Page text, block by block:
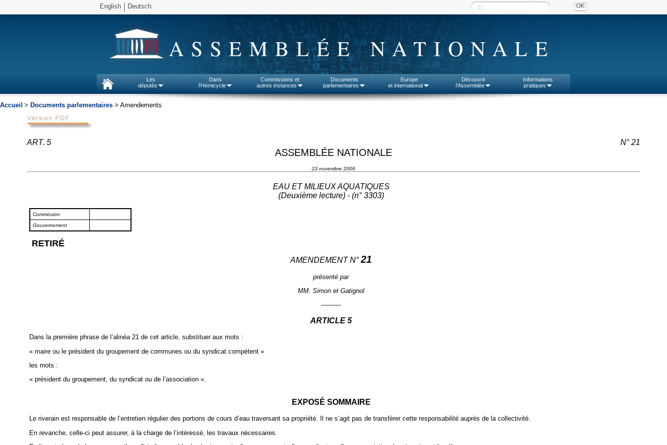
English Deutsch
ASSEMBLÉE NATIONALE
Les
députés
Dans
l'Hémicycle
Commissions et
autres instances
Documents
parlementaires
Europe
et international
Découvrir
l'Assemblée
Informations
pratiques
Accueil > Documents parlementaires > Amendements
ART. 5 N° 21
ASSEMBLÉE NATIONALE
23 novembre 2006
EAU ET MILIEUX AQUATIQUES
(Deuxième lecture) - (n° 3303)
Commission
Gouvernement
RETIRÉ
AMENDEMENT N° 21
présenté par
MM. Simon et Gatignol
----------
ARTICLE 5
Dans la première phrase de l’alinéa 21 de cet article, substituer aux mots :
« maire ou le président du groupement de communes ou du syndicat compétent »
les mots :
« président du groupement, du syndicat ou de l’association ».
EXPOSÉ SOMMAIRE
Le riverain est responsable de l’entretien régulier des portions de cours d’eau traversant sa propriété. Il ne s’agit pas de transférer cette responsabilité auprès de la collectivité.
En revanche, celle-ci peut assurer, à la charge de l’intéressé, les travaux nécessaires.